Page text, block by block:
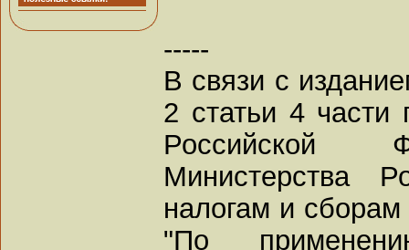
-----
В связи с
2 статьи 4 части
Российской
Министерства
налогам и
"По